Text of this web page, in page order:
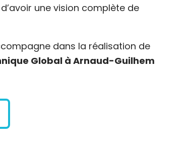
une vision complète de
dans la réalisation de
Global à Arnaud-Guilhem